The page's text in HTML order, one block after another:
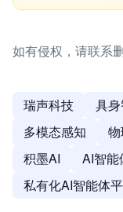
如有侵权，请联系删
瑞声科技 具
多模态感知
积墨AI
AI智能
私有化AI智能体